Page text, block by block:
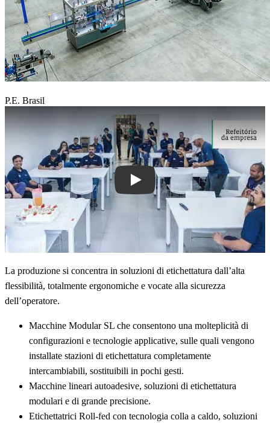
P.E. Brasil
Play
La produzione si concentra in soluzioni di etichettatura dall’alta
flessibilità, totalmente ergonomiche e vocate alla sicurezza
dell’operatore.
Macchine Modular SL che consentono una molteplicità di
configurazioni e tecnologie applicative, sulle quali vengono
installate stazioni di etichettatura completamente
intercambiabili, sostituibili in pochi gesti.
Macchine lineari autoadesive, soluzioni di etichettatura
modulari e di grande precisione.
Etichettatrici Roll-fed con tecnologia colla a caldo, soluzioni